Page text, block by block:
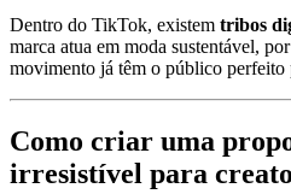
Dentro do TikTok, existem tribos
marca atua em moda sustentável,
movimento já têm o público perfeito
Como criar uma
irresistível para